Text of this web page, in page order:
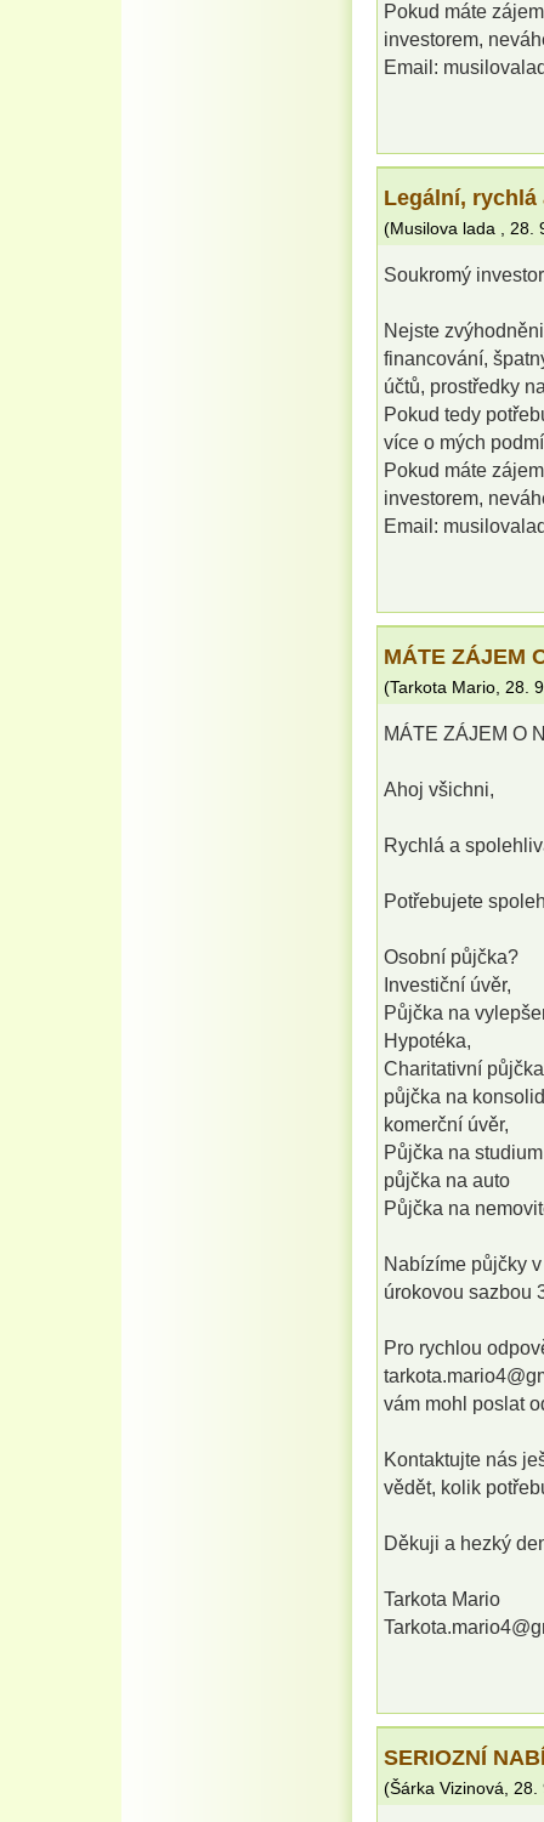
Pokud máte
investorem,
Email:
Legální, rychlá
(Musilova lada , 28.
Soukromý
Nejste
financování,
účtů, prostředky
Pokud tedy
více o mých
Pokud máte
investorem,
Email:
MÁTE ZÁJEM
(Tarkota Mario, 28.
MÁTE ZÁJEM O
Ahoj všichni,
Rychlá a
Potřebujete
Osobní půjčka?
Investiční úvěr,
Půjčka na
Hypotéka,
Charitativní
půjčka na
komerční úvěr,
Půjčka na
půjčka na auto
Půjčka na
Nabízíme půjčky
úrokovou sazbou
Pro rychlou
vám mohl poslat
Kontaktujte nás
vědět, kolik
Děkuji a hezký
Tarkota Mario
SERIOZNÍ
(Šárka Vizinová, 28.